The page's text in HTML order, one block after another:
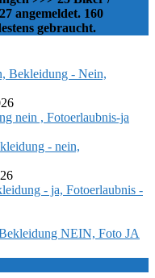
angemeldet. 160
gebraucht.
Bekleidung - Nein,
nein , Fotoerlaubnis-ja
- nein,
- ja, Fotoerlaubnis -
NEIN, Foto JA